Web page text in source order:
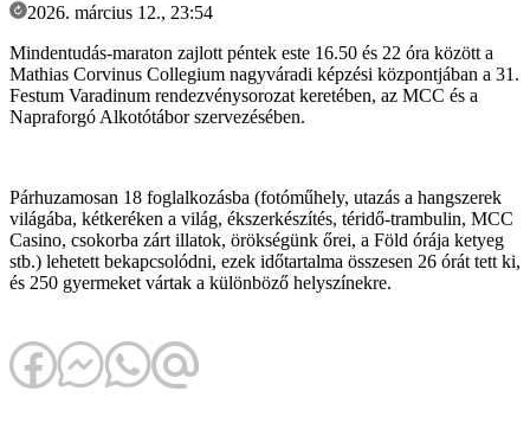
2026. március 12., 23:54
Mindentudás-maraton zajlott péntek este 16.50 és 22 óra között a
Mathias Corvinus Collegium nagyváradi képzési központjában a 31.
Festum Varadinum rendezvénysorozat keretében, az MCC és a
Napraforgó Alkotótábor szervezésében.
Párhuzamosan 18 foglalkozásba (fotóműhely, utazás a hangszerek
világába, kétkeréken a világ, ékszerkészítés, téridő-trambulin, MCC
Casino, csokorba zárt illatok, örökségünk őrei, a Föld órája ketyeg
stb.) lehetett bekapcsolódni, ezek időtartalma összesen 26 órát tett ki,
és 250 gyermeket vártak a különböző helyszínekre.